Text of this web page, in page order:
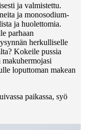
ja valmistettu.
ja monosodium-
ja huolettomia.
parhaan
herkulliselle
Kokeile pussia
loputtoman makean
paikassa, syö